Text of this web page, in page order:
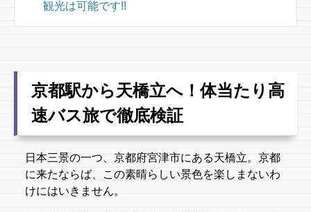
観光は可能です!!
京都駅から天橋立へ！体当たり高
速バス旅で徹底検証
日本三景の一つ、京都府宮津市にある天橋立。京都
に来たならば、この素晴らしい景色を楽しまないわ
けにはいきません。